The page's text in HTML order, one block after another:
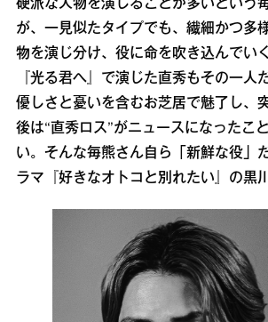
硬派な人物を演じることが多いという
が、一見似たタイプでも、繊細かつ多
物を演じ分け、役に命を吹き込んでい
『光る君へ』で演じた直秀もその一人
優しさと憂いを含むお芝居で魅了し、
後は“直秀ロス”がニュースになったこ
い。そんな毎熊さん自ら「新鮮な役」
ラマ『好きなオトコと別れたい』の黒